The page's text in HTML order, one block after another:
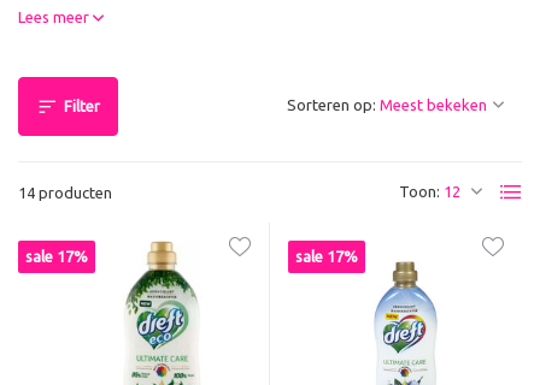
Lees meer
Filter
14 producten Toon:
Sorteren op:
sale 17% sale 17%